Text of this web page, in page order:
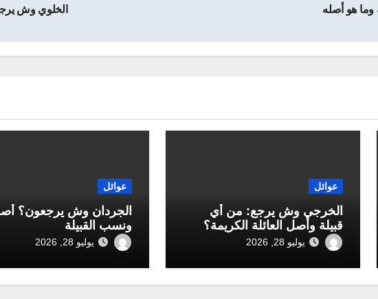
هو أصله الخلوي وش
عوائل
الخرجي وش يرجع: من أي
قبيلة وأصل العائلة الكريمة؟
يوليو 28, 2026
عوائل
الجردان وش يرجعون؟
ونسب القبيلة
يوليو 28, 2026